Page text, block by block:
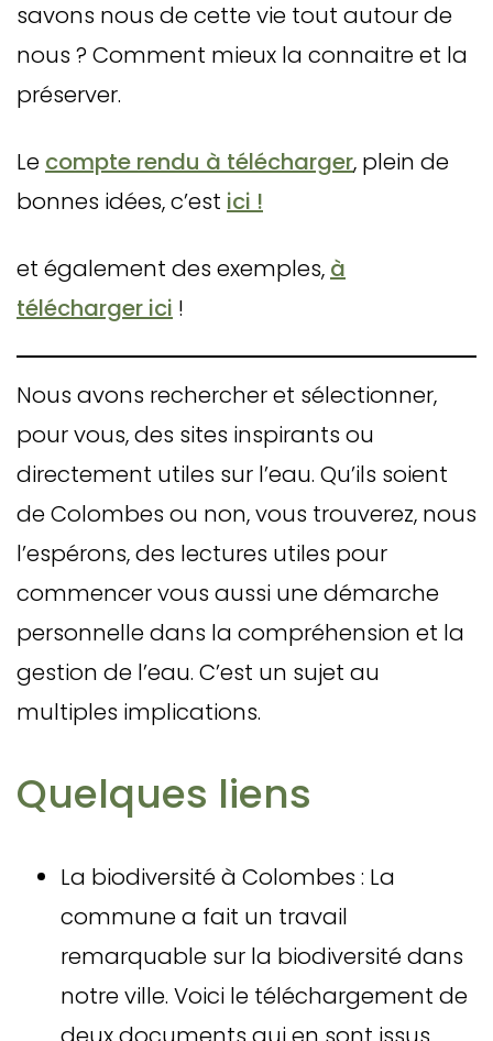
savons nous de cette vie tout autour de
nous ? Comment mieux la connaitre et la
préserver.
Le compte rendu à télécharger, plein de
bonnes idées, c’est ici !
et également des exemples, à
télécharger ici !
Nous avons rechercher et sélectionner,
pour vous, des sites inspirants ou
directement utiles sur l’eau. Qu’ils soient
de Colombes ou non, vous trouverez, nous
l’espérons, des lectures utiles pour
commencer vous aussi une démarche
personnelle dans la compréhension et la
gestion de l’eau. C’est un sujet au
multiples implications.
Quelques liens
La biodiversité à Colombes : La
commune a fait un travail
remarquable sur la biodiversité dans
notre ville. Voici le téléchargement de